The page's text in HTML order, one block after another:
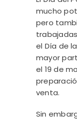
mucho
pero
el Día de
mayor
el 19 de
venta.
Sin